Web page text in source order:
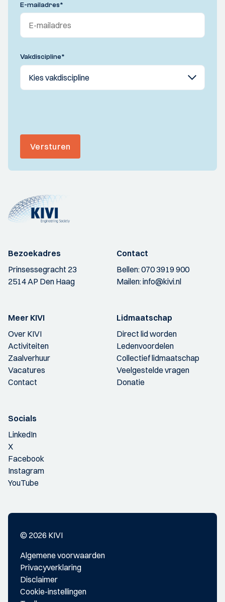
E-mailadres*
Vakdiscipline*
Versturen
Bezoekadres
Prinsessegracht 23
2514 AP Den Haag
Contact
Bellen:070 3919 900
Mailen:info@kivi.nl
Meer KIVI
Over KIVI
Activiteiten
Zaalverhuur
Vacatures
Contact
Lidmaatschap
Direct lid worden
Ledenvoordelen
Collectief lidmaatschap
Veelgestelde vragen
Donatie
Socials
LinkedIn
X
Facebook
Instagram
YouTube
© 2026 KIVI
Algemene voorwaarden
Privacyverklaring
Disclaimer
Cookie-instellingen